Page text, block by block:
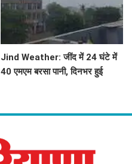
Jind Weather: जींद में 24 घंटे में
40 एमएम बरसा पानी, दिनभर हुई